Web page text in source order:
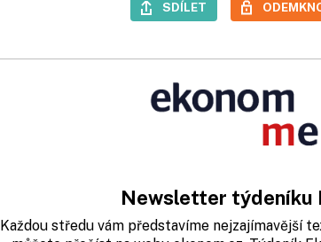
SDÍLET
Newsletter týdeníku
Každou středu vám představíme nejzajímavější